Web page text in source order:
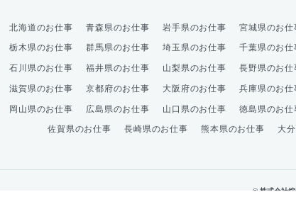
北海道のお仕事 青森県のお仕事 岩手県のお仕事 宮城県のお仕
栃木県のお仕事 群馬県のお仕事 埼玉県のお仕事 千葉県のお仕
石川県のお仕事 福井県のお仕事 山梨県のお仕事 長野県のお仕
滋賀県のお仕事 京都府のお仕事 大阪府のお仕事 兵庫県のお仕
岡山県のお仕事 広島県のお仕事 山口県のお仕事 徳島県のお仕
佐賀県のお仕事 長崎県のお仕事 熊本県のお仕事 大
© 株式会社